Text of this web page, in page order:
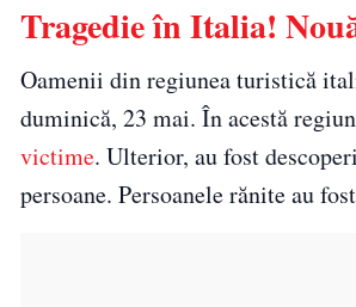
Tragedie în Italia!
Oamenii din regiunea turistică
duminică, 23 mai. În acestă
victime. Ulterior, au fost
persoane. Persoanele rănite au